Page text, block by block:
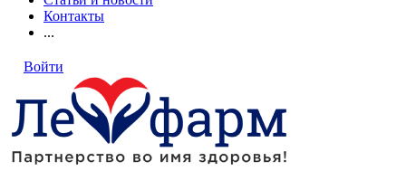
Контакты
...
Войти